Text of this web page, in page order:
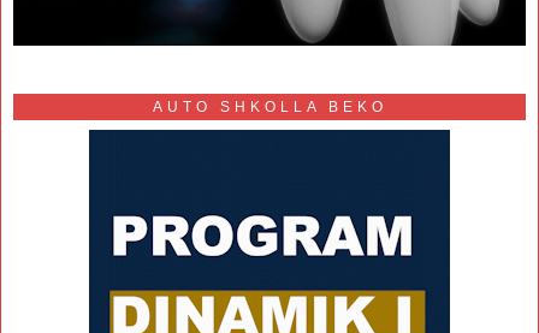
AUTO SHKOLLA BEKO